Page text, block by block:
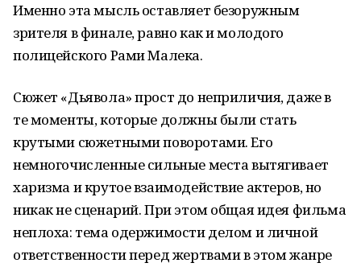
Именно эта мысль оставляет безоружным
зрителя в финале, равно как и молодого
полицейского Рами Малека.
Сюжет «Дьявола» прост до неприличия, даже в
те моменты, которые должны были стать
крутыми сюжетными поворотами. Его
немногочисленные сильные места вытягивает
харизма и крутое взаимодействие актеров, но
никак не сценарий. При этом общая идея фильма
неплоха: тема одержимости делом и личной
ответственности перед жертвами в этом жанре